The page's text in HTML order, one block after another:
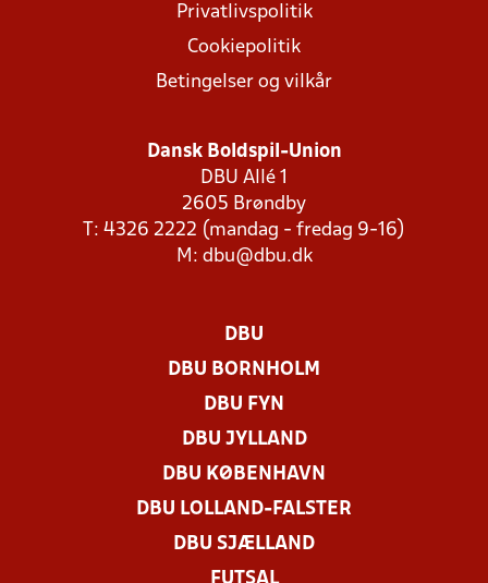
Privatlivspolitik
Cookiepolitik
Betingelser og vilkår
Dansk Boldspil-Union
DBU Allé 1
2605 Brøndby
T: 4326 2222 (mandag - fredag 9-16)
M: dbu@dbu.dk
DBU
DBU BORNHOLM
DBU FYN
DBU JYLLAND
DBU KØBENHAVN
DBU LOLLAND-FALSTER
DBU SJÆLLAND